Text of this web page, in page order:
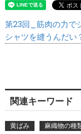
第23回_筋肉の力で
シャツを縫うんだ
関連キーワード
黄ばみ 麻織物の種